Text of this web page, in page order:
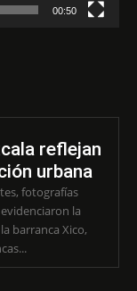
00:50
reflejan
urbana
fotografías
la
barranca Xico,